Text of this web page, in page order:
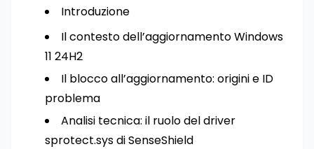
Introduzione
Il contesto dell’aggiornamento Windows
11 24H2
Il blocco all’aggiornamento: origini e ID
problema
Analisi tecnica: il ruolo del driver
sprotect.sys di SenseShield